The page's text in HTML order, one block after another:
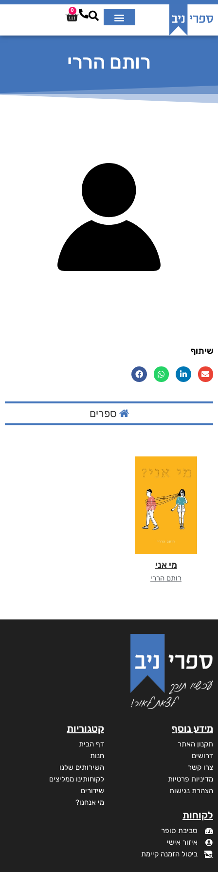
0
רותם הררי
שיתוף
ספרים
מי אני
רותם הררי
מידע נוסף
תקנון האתר
דרושים
צרו קשר
מדיניות פרטיות
הצהרת נגישות
לקוחות
סביבת סופר
איזור אישי
ביטול הזמנה קיימת
קטגוריות
דף הבית
חנות
השירותים שלנו
לקוחותינו ממליצים
שידורים
מי אנחנו?